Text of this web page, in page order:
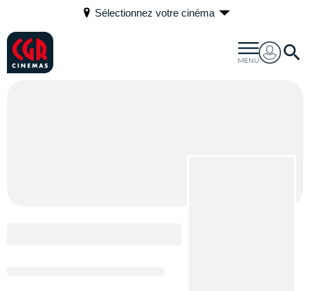
Sélectionnez votre cinéma